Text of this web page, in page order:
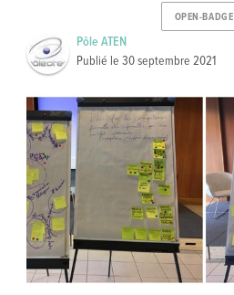
OPEN-BADGE
Pôle ATEN
Publié le 30 septembre 2021